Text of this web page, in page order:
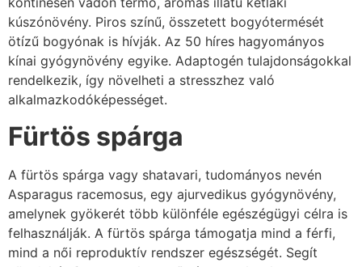
kúszónövény. Piros színű, összetett bogyótermését
ötízű bogyónak is hívják. Az 50 híres hagyományos
kínai gyógynövény egyike. Adaptogén tulajdonságokkal
rendelkezik, így növelheti a stresszhez való
alkalmazkodóképességet.
Fürtös spárga
A fürtös spárga vagy shatavari, tudományos nevén
Asparagus racemosus, egy ajurvedikus gyógynövény,
amelynek gyökerét több különféle egészégügyi célra is
felhasználják. A fürtös spárga támogatja mind a férfi,
mind a női reproduktív rendszer egészségét. Segít